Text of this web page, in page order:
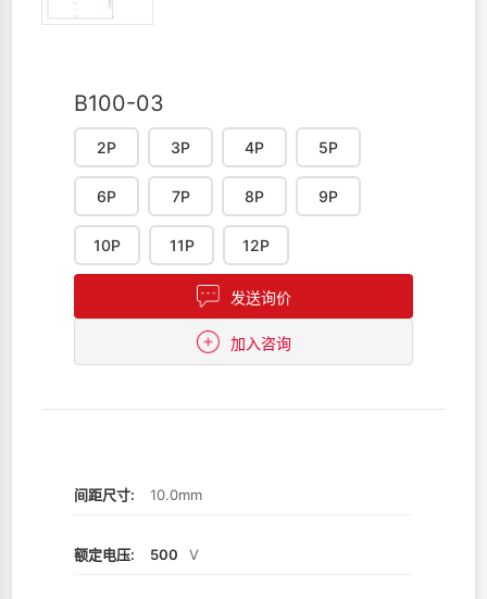
B100-03
2P 3P 4P 5P
6P 7P 8P 9P
10P 11P 12P
发送询价
加入咨询
间距尺寸: 10.0mm
额定电压: 500 V